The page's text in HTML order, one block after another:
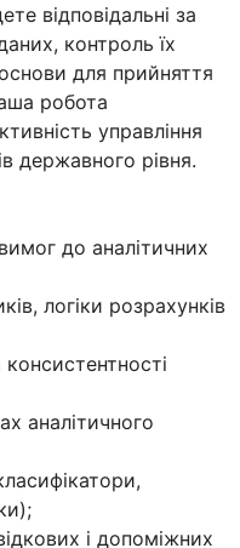
відповідальні за
контроль їх
для прийняття
робота
управління
державного рівня.
до аналітичних
логіки розрахунків
аналітичного
і допоміжних